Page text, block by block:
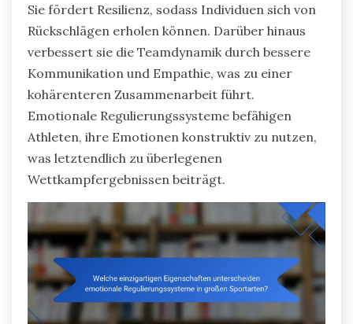
Sie fördert Resilienz, sodass Individuen sich von
Rückschlägen erholen können. Darüber hinaus
verbessert sie die Teamdynamik durch bessere
Kommunikation und Empathie, was zu einer
kohärenteren Zusammenarbeit führt.
Emotionale Regulierungssysteme befähigen
Athleten, ihre Emotionen konstruktiv zu nutzen,
was letztendlich zu überlegenen
Wettkampfergebnissen beiträgt.